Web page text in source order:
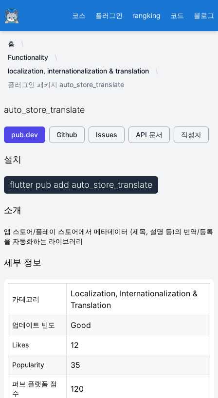
Ducafecat 코스 플러그인 rangking 코드 블로그
홈
Functionality
localization, internationalization & translation
플러그인 패키지 auto_store_translate
auto_store_translate
pub.dev Github Issues API 문서 작성자
설치
flutter pub add auto_store_translate
소개
앱 스토어/플레이 스토어에서 메타데이터 (제목, 설명 등)의 번역/등록
을 자동화하는 라이브러리
세부 정보
카테고리
Localization, Internationalization &
Translation
업데이트 빈도 Good
Likes 12
Popularity 35
퍼브 플랫폼 점
수
120